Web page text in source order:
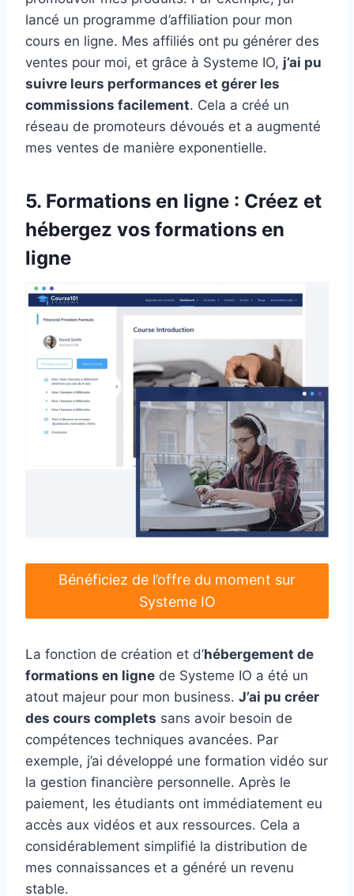
lancé un programme d’affiliation pour mon
cours en ligne. Mes affiliés ont pu générer des
ventes pour moi, et grâce à Systeme IO, j’ai pu
suivre leurs performances et gérer les
commissions facilement. Cela a créé un
réseau de promoteurs dévoués et a augmenté
mes ventes de manière exponentielle.
5. Formations en ligne : Créez et
hébergez vos formations en
ligne
Bénéficiez de l’offre du moment sur
Systeme IO
La fonction de création et d’hébergement de
formations en ligne de Systeme IO a été un
atout majeur pour mon business. J’ai pu créer
des cours complets sans avoir besoin de
compétences techniques avancées. Par
exemple, j’ai développé une formation vidéo sur
la gestion financière personnelle. Après le
paiement, les étudiants ont immédiatement eu
accès aux vidéos et aux ressources. Cela a
considérablement simplifié la distribution de
mes connaissances et a généré un revenu
stable.